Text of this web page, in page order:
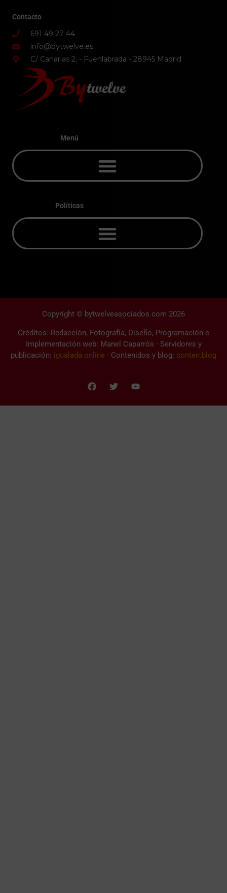
Contacto
691 49 27 44
info@bytwelve.es
C/ Canarias 2. - Fuenlabrada - 28945 Madrid
Menú
Políticas
Copyright © bytwelveasociados.com 2026
Créditos: Redacción, Fotografía, Diseño, Programación e
Implementación web: Manel Caparrós · Servidores y
publicación: igualada.online · Contenidos y blog: conten.blog